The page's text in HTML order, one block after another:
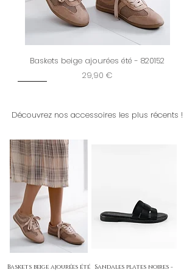
Baskets beige ajourées été - 820152
Prix
29,90 €
Découvrez nos accessoires les plus récents !
Baskets beige ajourées été Sandales plates noires -